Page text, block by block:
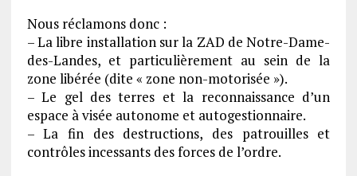
Nous réclamons donc :
– La libre installation sur la ZAD de Notre-Dame-
des-Landes, et particulièrement au sein de la
zone libérée (dite « zone non-motorisée »).
– Le gel des terres et la reconnaissance d’un
espace à visée autonome et autogestionnaire.
– La fin des destructions, des patrouilles et
contrôles incessants des forces de l’ordre.